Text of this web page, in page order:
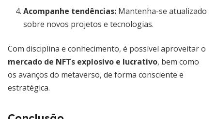
Acompanhe tendências: Mantenha-se atualizado
sobre novos projetos e tecnologias.
Com disciplina e conhecimento, é possível aproveitar o
mercado de NFTs explosivo e lucrativo, bem como
os avanços do metaverso, de forma consciente e
estratégica.